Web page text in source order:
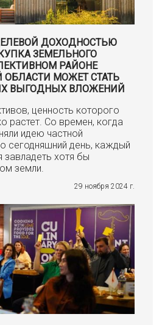
ДОХОДНОСТЬЮ
ЗЕМЕЛЬНОГО
РАЙОНЕ
МОЖЕТ СТАТЬ
ВЫГОДНЫХ ВЛОЖЕНИЙ
ценность которого
растет. Со времен, когда
идею частной
сегодняшний день, каждый
завладеть хотя бы
земли.
29 ноября 2024 г.